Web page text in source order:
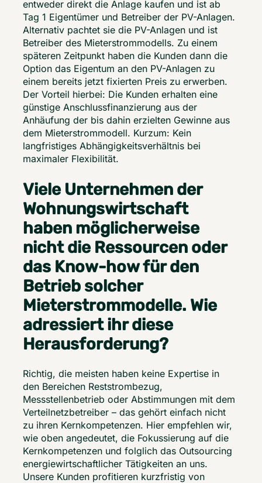
entweder direkt die Anlage kaufen und ist ab
Tag 1 Eigentümer und Betreiber der PV-Anlagen.
Alternativ pachtet sie die PV-Anlagen und ist
Betreiber des Mieterstrommodells. Zu einem
späteren Zeitpunkt haben die Kunden dann die
Option das Eigentum an den PV-Anlagen zu
einem bereits jetzt fixierten Preis zu erwerben.
Der Vorteil hierbei: Die Kunden erhalten eine
günstige Anschlussfinanzierung aus der
Anhäufung der bis dahin erzielten Gewinne aus
dem Mieterstrommodell. Kurzum: Kein
langfristiges Abhängigkeitsverhältnis bei
maximaler Flexibilität.
Viele Unternehmen der
Wohnungswirtschaft
haben möglicherweise
nicht die Ressourcen oder
das Know-how für den
Betrieb solcher
Mieterstrommodelle. Wie
adressiert ihr diese
Herausforderung?
Richtig, die meisten haben keine Expertise in
den Bereichen Reststrombezug,
Messstellenbetrieb oder Abstimmungen mit dem
Verteilnetzbetreiber – das gehört einfach nicht
zu ihren Kernkompetenzen. Hier empfehlen wir,
wie oben angedeutet, die Fokussierung auf die
Kernkompetenzen und folglich das Outsourcing
energiewirtschaftlicher Tätigkeiten an uns.
Unsere Kunden profitieren kurzfristig von